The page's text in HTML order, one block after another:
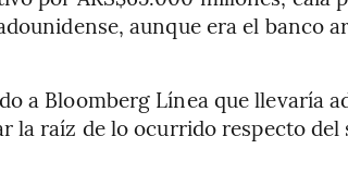
aunque era el banco
a Bloomberg Línea que llevaría
raíz de lo ocurrido respecto del